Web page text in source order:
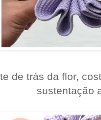
de trás da flor,
sustentação